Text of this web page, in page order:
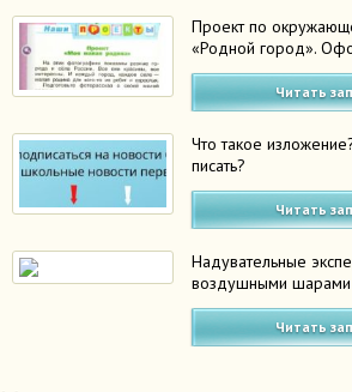
Проект по
«Родной город».
Читать
Что такое
писать?
Читать
Надувательные
воздушными шарами
Читать